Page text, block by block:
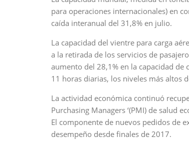
para operaciones internacionales) en
caída interanual del 31,8% en julio.
La capacidad del vientre para carga
a la retirada de los servicios de
aumento del 28,1% en la capacidad de
11 horas diarias, los niveles más altos
La actividad económica continuó
Purchasing Managers ‘(PMI) de salud
El componente de nuevos pedidos de
desempeño desde finales de 2017.